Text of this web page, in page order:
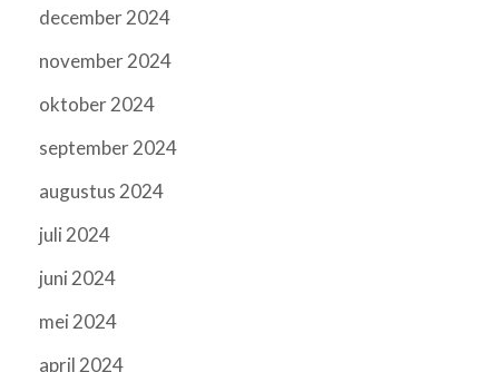
december 2024
november 2024
oktober 2024
september 2024
augustus 2024
juli 2024
juni 2024
mei 2024
april 2024